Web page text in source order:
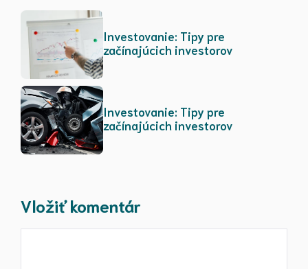
Investovanie: Tipy pre
začínajúcich investorov
Investovanie: Tipy pre
začínajúcich investorov
Vložiť komentár